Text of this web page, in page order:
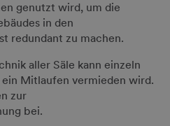
genutzt wird, um die
in den
redundant zu machen.
aller Säle kann einzeln
Mitlaufen vermieden wird.
zur
bei.